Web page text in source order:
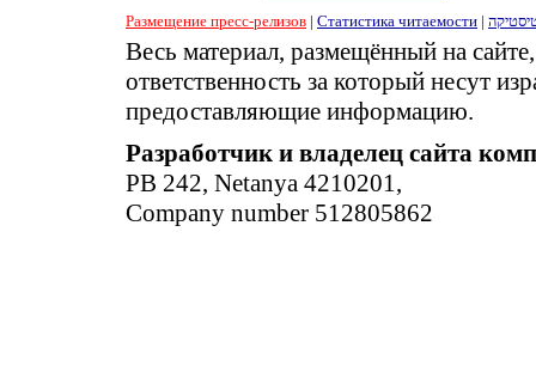
Размещение пресс-релизов | Статистика читаемости |
Весь материал, размещённый на
ответственность за который несут
предоставляющие информацию.
Разработчик и владелец сайта
PB 242, Netanya 4210201,
Company number 512805862